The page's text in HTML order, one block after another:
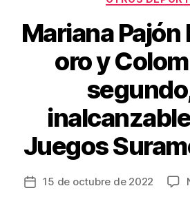
Mariana
oro y
Juegos
Fecha15 de octubre de 2022